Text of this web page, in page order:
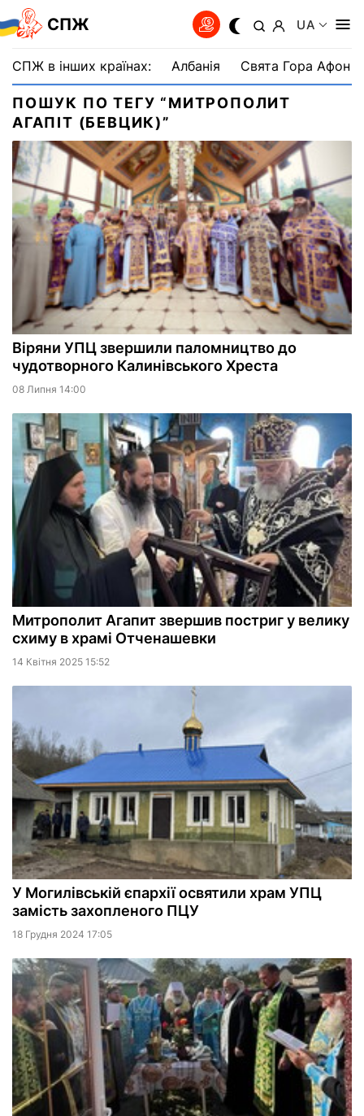
СПЖ UA
СПЖ в інших країнах: Албанія Свята Гора Афон
ПОШУК ПО ТЕГУ “МИТРОПОЛИТ
АГАПІТ (БЕВЦИК)”
Віряни УПЦ звершили паломництво до
чудотворного Калинівського Хреста
08 Липня 14:00
Митрополит Агапит звершив постриг у велику
схиму в храмі Отченашевки
14 Квiтня 2025 15:52
У Могилівській єпархії освятили храм УПЦ
замість захопленого ПЦУ
18 Грудня 2024 17:05